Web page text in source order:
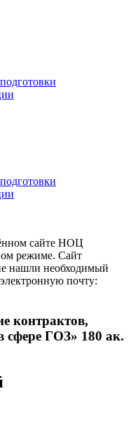
сайте НОЦ
режиме. Сайт
нашли необходимый
почту:
контрактов,
сфере ГОЗ» 180 ак.